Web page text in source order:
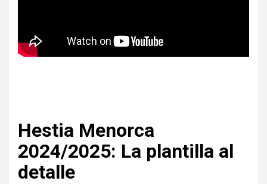
Hestia Menorca
2024/2025: La plantilla al
detalle